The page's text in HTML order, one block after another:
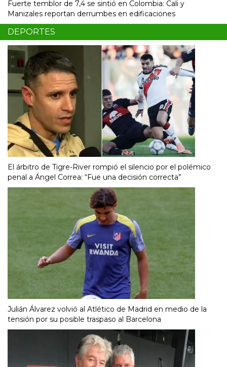
Fuerte temblor de 7,4 se sintió en Colombia: Cali y
Manizales reportan derrumbes en edificaciones
DEPORTES
El árbitro de Tigre-River rompió el silencio por el polémico
penal a Ángel Correa: “Fue una decisión correcta”
Julián Álvarez volvió al Atlético de Madrid en medio de la
tensión por su posible traspaso al Barcelona